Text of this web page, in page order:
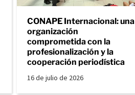
CONAPE Internacional: una
organización
comprometida con la
profesionalización y la
cooperación periodística
16 de julio de 2026